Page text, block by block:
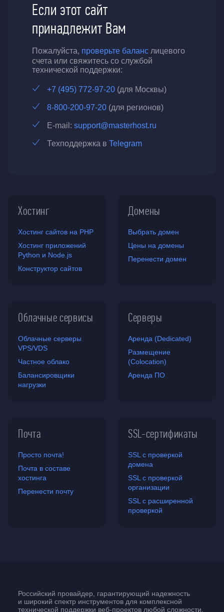
Если этот сайт
принадлежит Вам
Пожалуйста, проверьте баланс лицевого
счета или свяжитесь со службой
технической поддержки:
+7 (495) 772-97-20 (для Москвы)
8-800-200-97-20 (для регионов)
E-mail: support@masterhost.ru
Техподдержка в Telegram
Хостинг
Хостинг сайтов на PHP
Хостинг приложений
Python и Node.js
Конструктор сайтов
Домены
Выбрать домен
Цены на домены
Перенести домен
Облачные сервисы
Облачные серверы
VPS/VDS
Частное облако
Балансировщики
нагрузки
Серверы
Аренда (Dedicated)
Размещение
(Colocation)
Аренда ПО
Почта
Просто почта!
Почта в составе
хостинга
Перенести почту
SSL-сертификаты
SSL с проверкой
домена
SSL с проверкой
организации
SSL с расширенной
проверкой
Российский провайдер, гарантирующий надежность
и широкий спектр инструментов для комплексной
технической поддержки веб-проектов любой сложности.